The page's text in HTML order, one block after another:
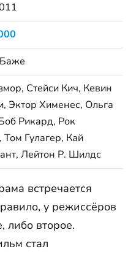
Стейси Кич, Кевин
Эктор Хименес, Ольга
Рикард, Рок
Том Гулагер, Кай
Лейтон Р. Шилдс
встречается
у режиссёров
либо второе.
стал